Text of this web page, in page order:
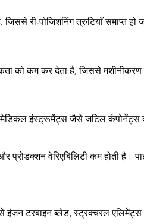
जिससे री-पोजिशनिंग त्रुटियाँ
कम कर देता है, जिससे मशीनीकरण
इंस्ट्रूमेंट्स जैसे जटिल कंपोनेंट्स
वेरिएबिलिटी कम होती है।
इंजन टरबाइन ब्लेड, स्ट्रक्चरल एलिमेंट्स